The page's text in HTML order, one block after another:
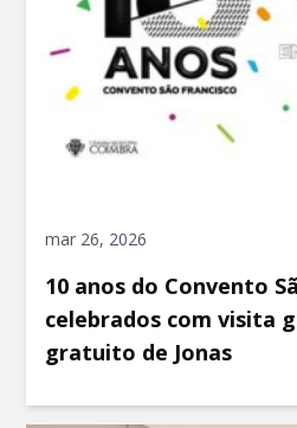
mar 26, 2026
10 anos do Convento
celebrados com visita
gratuito de Jonas